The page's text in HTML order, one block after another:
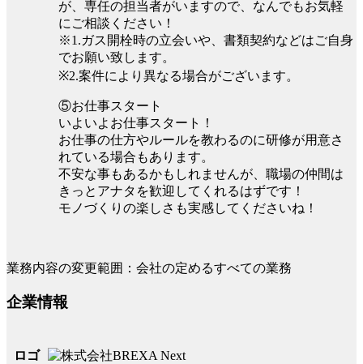
が、専任の担当者がいますので、なんでもお気軽
にご相談ください！
※1.ガス開栓時の立会いや、書類契約などはご自身
でお願い致します。
※2.案件により異なる場合がございます。
⑤お仕事スタート
いよいよお仕事スタート！
お仕事の仕方やルールを教わるのに研修が用意さ
れている場合もあります。
不安な事もあるかもしれませんが、職場の仲間は
きっとアナタを歓迎してくれるはずです！
モノづくりの楽しさも実感してくださいね！
業務内容の変更範囲：会社の定めるすべての業務
企業情報
ロゴ